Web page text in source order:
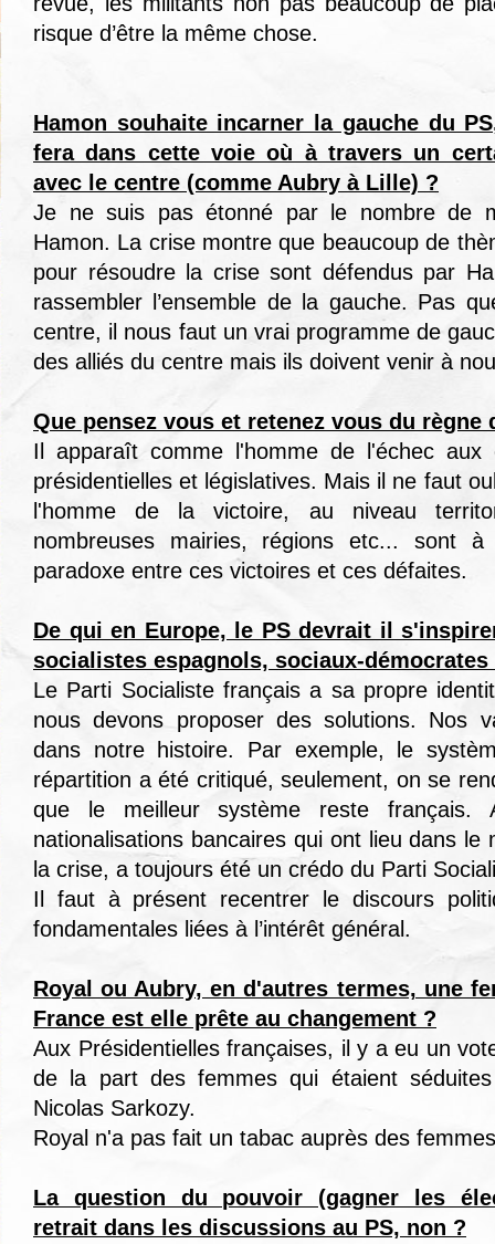
risque d’être la même chose.
Hamon souhaite incarner la gauche du
fera dans cette voie où à travers un
avec le centre (comme Aubry à Lille) ?
Je ne suis pas étonné par le nombre de
Hamon. La crise montre que beaucoup de
pour résoudre la crise sont défendus par
rassembler l’ensemble de la gauche. Pas
centre, il nous faut un vrai programme de
des alliés du centre mais ils doivent venir à
Que pensez vous et retenez vous du règne
Il apparaît comme l'homme de l'échec aux
présidentielles et législatives. Mais il ne faut
l'homme de la victoire, au niveau
nombreuses mairies, régions etc... sont
paradoxe entre ces victoires et ces défaites.
De qui en Europe, le PS devrait il
socialistes espagnols, sociaux-
Le Parti Socialiste français a sa propre
nous devons proposer des solutions. Nos
dans notre histoire. Par exemple, le
répartition a été critiqué, seulement, on se
que le meilleur système reste français.
nationalisations bancaires qui ont lieu dans le
la crise, a toujours été un crédo du Parti
Il faut à présent recentrer le discours
fondamentales liées à l’intérêt général.
Royal ou Aubry, en d'autres termes, une
France est elle prête au changement ?
Aux Présidentielles françaises, il y a eu un
de la part des femmes qui étaient
Nicolas Sarkozy.
Royal n'a pas fait un tabac auprès des
La question du pouvoir (gagner les
retrait dans les discussions au PS, non ?